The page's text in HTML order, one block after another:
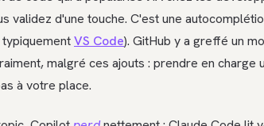
validez d'une touche. C'est une
VS Code). GitHub y a greffé un
malgré ces ajouts : prendre en
à votre place.